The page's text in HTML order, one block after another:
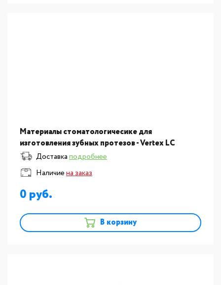
Материалы стоматологичесике для
изготовления зубных протезов - Vertex LC
Trayplates пластмасса светоотверждаемая для
индивидуальных ложек, цвет р?
Доставкаподробнее
Наличиена заказ
0
В корзину